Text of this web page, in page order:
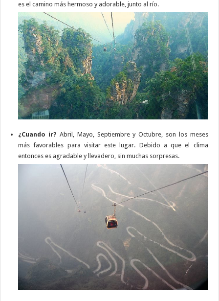
es el camino más hermoso y adorable, junto al río.
¿Cuando ir? Abril, Mayo, Septiembre y Octubre, son los meses
más favorables para visitar este lugar. Debido a que el clima
entonces es agradable y llevadero, sin muchas sorpresas.